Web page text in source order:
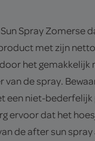
Spray Zomerse
met zijn
het
de spray.
een niet-
ervoor dat het
de after sun